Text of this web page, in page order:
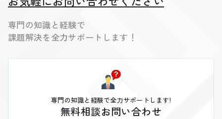
専門の知識と経験で
課題解決を全力サポートします！
専門の知識と経験で全力サポートします!
無料相談お問い合わせ